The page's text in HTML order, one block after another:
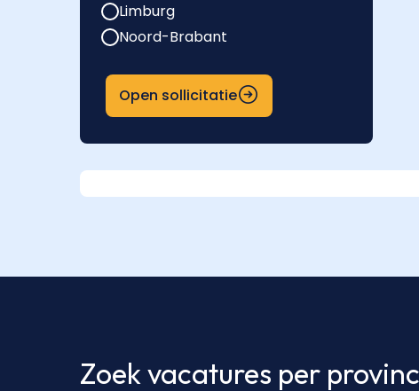
Limburg
Noord-Brabant
Open sollicitatie
Zoek vacatures per